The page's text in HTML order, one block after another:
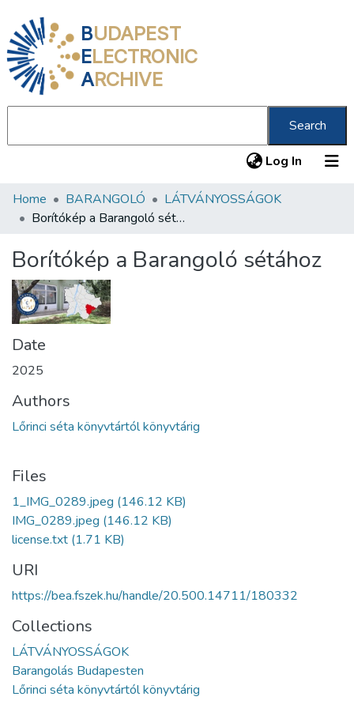
BUDAPEST
ELECTRONIC
ARCHIVE
Search
Log In (current)
Communities & Collections
Statistics
About us
Home BARANGOLÓ
LÁTVÁNYOSSÁGOK
Borítókép a Barangoló sétához
Borítókép a Barangoló sétához
Date
2025
Authors
Lőrinci séta könyvtártól könyvtárig
Files
1_IMG_0289.jpeg (146.12 KB)
IMG_0289.jpeg (146.12 KB)
license.txt (1.71 KB)
URI
https://bea.fszek.hu/handle/20.500.14711/180332
Collections
LÁTVÁNYOSSÁGOK
Barangolás Budapesten
Lőrinci séta könyvtártól könyvtárig